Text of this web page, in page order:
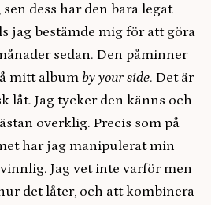
dess har den bara legat
jag bestämde mig för att göra
sedan. Den påminner
mitt album by your side. Det är
låt. Jag tycker den känns och
overklig. Precis som på
har jag manipulerat min
Jag vet inte varför men
det låter, och att kombinera